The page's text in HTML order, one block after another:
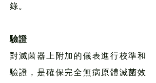
錄。
驗證
對滅菌器上附加的儀表進行校準和
驗證，是確保完全無病原體滅菌效